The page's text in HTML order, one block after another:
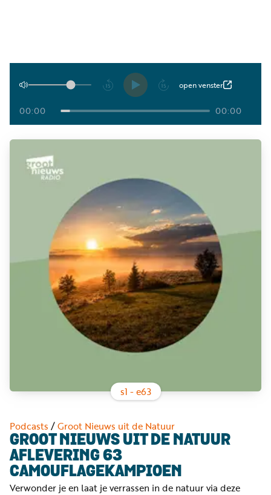
Afspelen open venster
00:00 00:00
s1 - e63
Podcasts /Groot Nieuws uit de Natuur
GROOT NIEUWS UIT DE NATUUR
AFLEVERING 63
CAMOUFLAGEKAMPIOEN
Verwonder je en laat je verrassen in de natuur via deze
Podcasts
Muziek
Artikelen
Kanalen
Steun
Businessclub
Privacy
reglement
Algemene
voorwaarden